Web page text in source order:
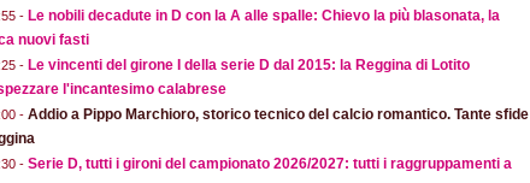
- Le nobili decadute in D con la A alle spalle: Chievo la più blasonata, la
nuovi fasti
- Le vincenti del girone I della serie D dal 2015: la Reggina di Lotito
l'incantesimo calabrese
- Addio a Pippo Marchioro, storico tecnico del calcio romantico. Tante sfide
- Serie D, tutti i gironi del campionato 2026/2027: tutti i raggruppamenti a